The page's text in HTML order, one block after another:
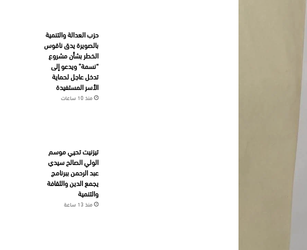
حزب العدالة والتنمية
بالصويرة يدق ناقوس
الخطر بشأن مشروع
“نسمة” ويدعو إلى
تدخل عاجل لحماية
الأسر المستفيدة
منذ 10 ساعات
تيزنيت تحيي موسم
الولي الصالح سيدي
عبد الرحمن ببرنامج
يجمع الدين والثقافة
والتنمية
منذ 13 ساعة